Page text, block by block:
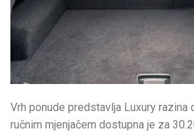
Vrh ponude predstavlja Luxury razina
ručnim mjenjačem dostupna je za